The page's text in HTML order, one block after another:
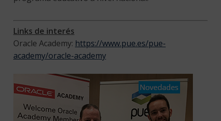
Links de interés
Oracle Academy: https://www.pue.es/pue-
academy/oracle-academy